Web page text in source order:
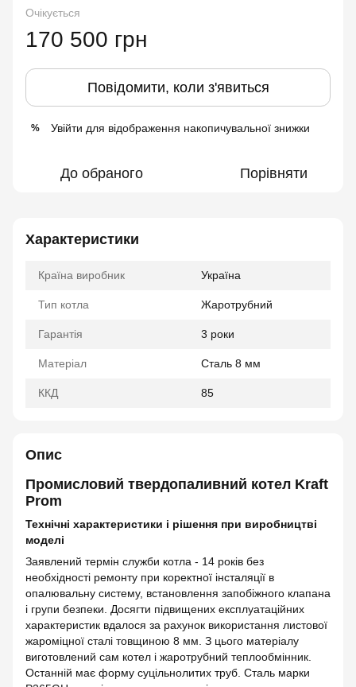
Очікується
170 500 грн
Повідомити, коли з'явиться
% Увійти для відображення накопичувальної знижки
До обраного Порівняти
Характеристики
Країна виробник Україна
Тип котла Жаротрубний
Гарантія 3 роки
Матеріал Сталь 8 мм
ККД 85
Опис
Промисловий твердопаливний котел Kraft
Prom
Технічні характеристики і рішення при виробництві
моделі
Заявлений термін служби котла - 14 років без
необхідності ремонту при коректної інсталяції в
опалювальну систему, встановлення запобіжного клапана
і групи безпеки. Досягти підвищених експлуатаційних
характеристик вдалося за рахунок використання листової
жароміцної сталі товщиною 8 мм. З цього матеріалу
виготовлений сам котел і жаротрубний теплообмінник.
Останній має форму суцільнолитих труб. Сталь марки